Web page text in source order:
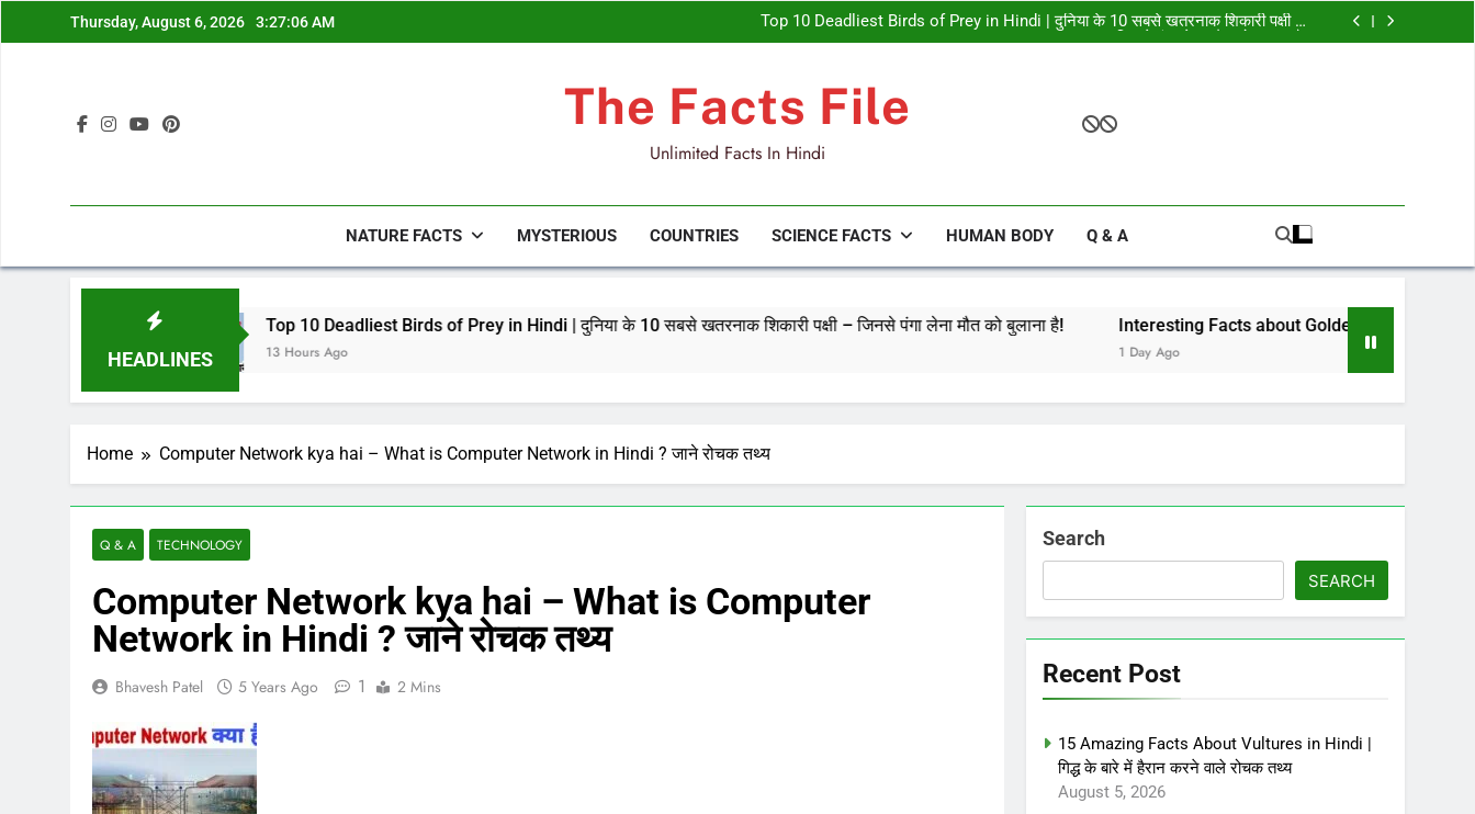
to
Thursday, August 6, 2026 3:27:07 AM
जिनसे पंगा लेना मौत को बुलाना है!
Interesting Facts about Golden Pheasant in Hindi – गोल्डन फेजेंट पक्षी के बारे में
रोचक तथ्य
Interesting Facts about Atlantic Puffin in Hindi | अटलांटिक पफिन के बारे में
Interesting Facts about Golden Pheasant in Hindi – गोल्डन फेजेंट पक्षी के बारे में
Interesting Facts about Atlantic Puffin in Hindi | अटलांटिक पफिन के बारे में
The Facts File
Unlimited Facts In Hindi
NATURE FACTS MYSTERIOUS COUNTRIES SCIENCE FACTS HUMAN BODY Q & A
HEADLINES
Top 10 Deadliest Birds of Prey in Hindi | दुनिया के 10 सबसे खतरनाक शिकारी पक्षी – जिनसे पंगा लेना मौत को बुलाना है!
13 Hours Ago
Interesting Facts about Golden Pheasant in Hindi – गोल्डन फेजेंट
Home Computer Network kya hai – What is Computer Network in Hindi ? जाने रोचक तथ्य
Q & A TECHNOLOGY
Computer Network kya hai – What is Computer
Network in Hindi ? जाने रोचक तथ्य
Bhavesh Patel 5 Years Ago 1 2 Mins
Search
SEARCH
Recent Post
15 Amazing Facts About Vultures in Hindi |
गिद्ध के बारे में हैरान करने वाले रोचक तथ्य
August 5, 2026